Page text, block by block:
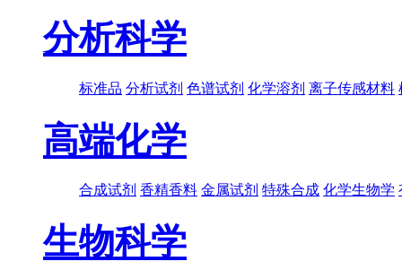
分析科学
标准品 分析试剂 色谱试剂 化学溶剂 离子传感材料
高端化学
合成试剂 香精香料 金属试剂 特殊合成 化学生物学
生物科学